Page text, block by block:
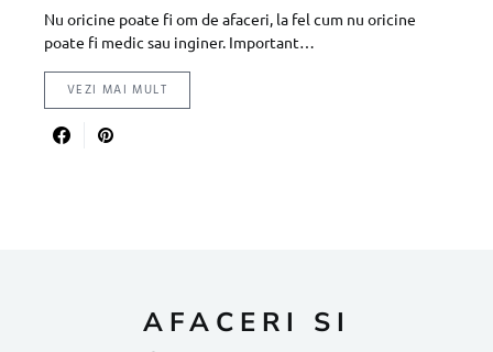
Nu oricine poate fi om de afaceri, la fel cum nu oricine
poate fi medic sau inginer. Important…
VEZI MAI MULT
AFACERI SI